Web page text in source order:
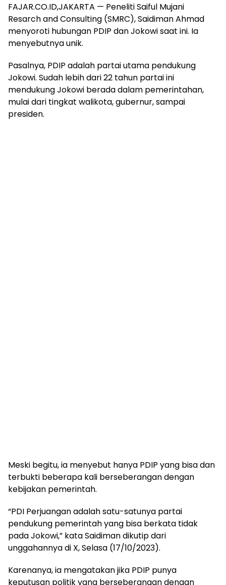
FAJAR.CO.ID,JAKARTA — Peneliti Saiful Mujani
Resarch and Consulting (SMRC), Saidiman Ahmad
menyoroti hubungan PDIP dan Jokowi saat ini. Ia
menyebutnya unik.
Pasalnya, PDIP adalah partai utama pendukung
Jokowi. Sudah lebih dari 22 tahun partai ini
mendukung Jokowi berada dalam pemerintahan,
mulai dari tingkat walikota, gubernur, sampai
presiden.
Meski begitu, ia menyebut hanya PDIP yang bisa dan
terbukti beberapa kali berseberangan dengan
kebijakan pemerintah.
“PDI Perjuangan adalah satu-satunya partai
pendukung pemerintah yang bisa berkata tidak
pada Jokowi,” kata Saidiman dikutip dari
unggahannya di X, Selasa (17/10/2023).
Karenanya, ia mengatakan jika PDIP punya
keputusan politik yang berseberangan dengan